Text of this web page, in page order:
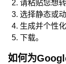
请粘贴您想
选择静态或动
生成并个性
下载。
如何为